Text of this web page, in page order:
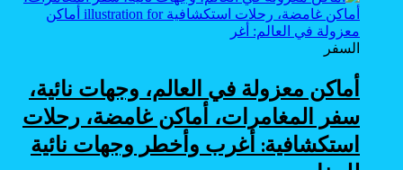
السفر
أماكن معزولة في العالم، وجهات نائية،
سفر المغامرات، أماكن غامضة، رحلات
استكشافية: أغرب وأخطر وجهات نائية